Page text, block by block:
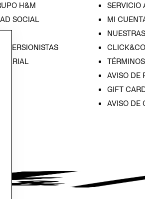
H&M
SOCIAL
SERVICIO
MI
AVISO DE
GIFT
AVISO DE